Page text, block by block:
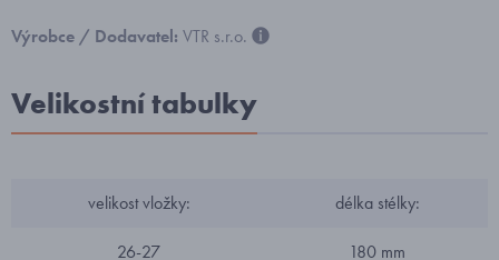
Výrobce / Dodavatel: VTR s.r.o.
Velikostní tabulky
velikost vložky: délka stélky:
26-27 180 mm